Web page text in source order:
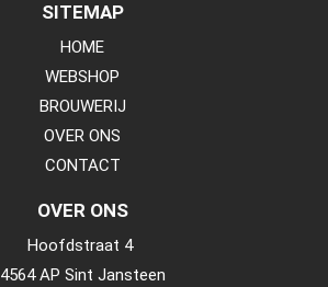
SITEMAP
HOME
WEBSHOP
BROUWERIJ
OVER ONS
CONTACT
OVER ONS
Hoofdstraat 4
4564 AP Sint Jansteen